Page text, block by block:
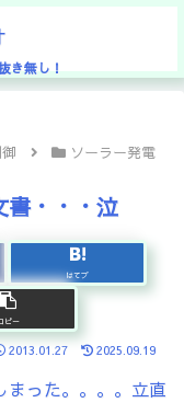
き無し！
ソーラー発電
書・・・泣
はてブ
ピー
2013.01.27 2025.09.19
まった。。。。立直